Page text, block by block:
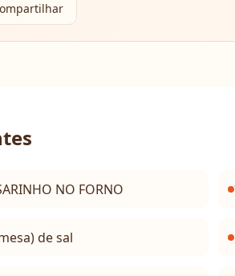
NO FORNO
de sal